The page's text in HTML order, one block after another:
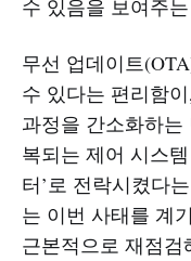
수 있음을 보여주
무선 업데이트
수 있다는 편리함
과정을 간소화하
복되는 제어 시스
터’로 전락시켰다
는 이번 사태를 계
근본적으로 재점